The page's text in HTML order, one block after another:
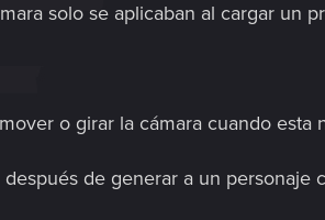
solo se aplicaban al cargar un
o girar la cámara cuando esta
de generar a un personaje